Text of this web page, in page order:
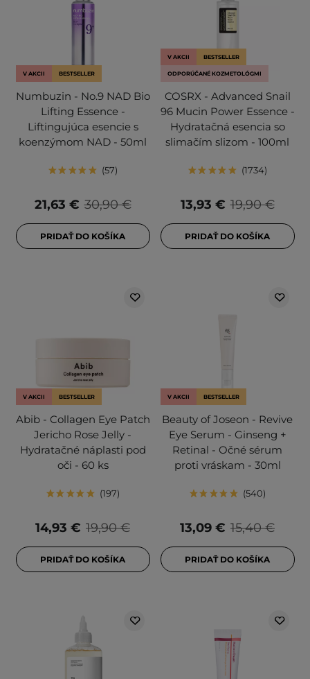
V AKCII BESTSELLER
Numbuzin - No.9 NAD Bio
Lifting Essence -
Liftingujúca esencie s
koenzýmom NAD - 50ml
57
30,90 €
21,63 €
PRIDAŤ DO KOŠÍKA
V AKCII BESTSELLER
ODPORÚČANÉ KOZMETOLÓGMI
COSRX - Advanced Snail
96 Mucin Power Essence -
Hydratačná esencia so
slimačím slizom - 100ml
1734
19,90 €
13,93 €
PRIDAŤ DO KOŠÍKA
V AKCII BESTSELLER
Abib - Collagen Eye Patch
Jericho Rose Jelly -
Hydratačné náplasti pod
oči - 60 ks
197
19,90 €
14,93 €
PRIDAŤ DO KOŠÍKA
V AKCII BESTSELLER
Beauty of Joseon - Revive
Eye Serum - Ginseng +
Retinal - Očné sérum
proti vráskam - 30ml
540
15,40 €
13,09 €
PRIDAŤ DO KOŠÍKA